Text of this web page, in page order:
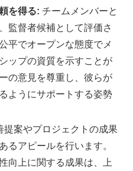
を得る: チームメンバーと
監督者候補として評価さ
平でオープンな態度でメ
ップの資質を示すことが
の意見を尊重し、彼らが
ようにサポートする姿勢
提案やプロジェクトの成果
るアピールを行います。
向上に関する成果は、上